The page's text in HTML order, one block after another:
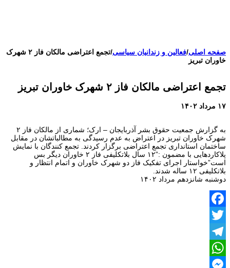
صفحه اصلی/فعالین و زندانیان سیاسی/
تجمع اعتراضی مالکان فاز ۲ شهرک
خاوران تبریز
تجمع اعتراضی مالکان فاز ۲ شهرک خاوران تبریز
۱۷ مرداد ۱۴۰۲
به گزارش جمعیت حقوق بشر آذربایجان – ارک؛ شماری از مالکان فاز ۲
شهرک خاوران تبریز در اعتراض به عدم رسیدگی به مطالباتشان در مقابل
ساختمان استانداری تجمع اعتراضی برگزار کردند. تجمع کنندگان با نمایش
پلاکاردهایی با مضمون :”۱۲ سال بلاتکلیفی فاز ۲ خاوران دیگر بس
است”خواستار اجرای تفکیک فاز دو شهرک خاوران و اتمام انتظار و
بلاتکلیفی ۱۲ ساله شدند.
دوشنبه شانزدهم مرداد ۱۴۰۲
Facebook
Twitter
Telegram
WhatsApp